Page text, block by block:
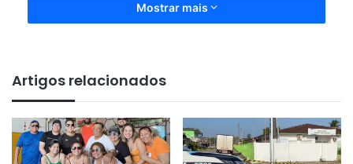
Mostrar mais
Artigos relacionados